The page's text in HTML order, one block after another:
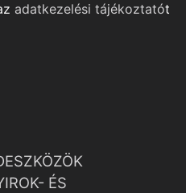
adatkezelési tájékoztatót
ÉS